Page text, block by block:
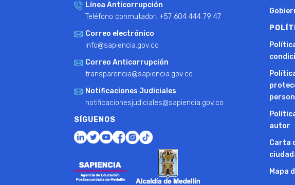
Línea Anticorrupción
Teléfono conmutador: +57 604 444 79 47
Correo electrónico
info@sapiencia.gov.co
Correo Anticorrupción
transparencia@sapiencia.gov.co
Notificaciones Judiciales
notificacionesjudiciales@sapiencia.gov.co
SÍGUENOS
autor
Carta
Mapa